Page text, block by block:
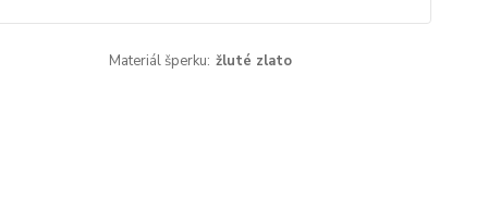
Materiál šperku: žluté zlato